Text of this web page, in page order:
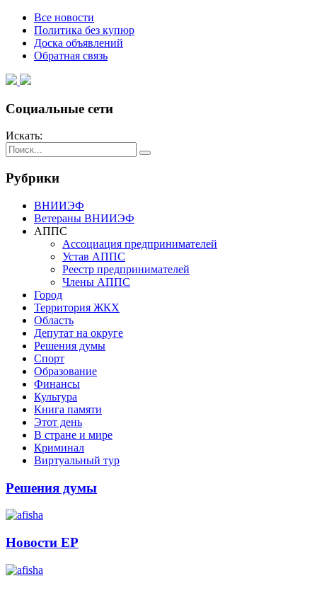
Все новости
Политика без купюр
Доска объявлений
Обратная связь
Социальные сети
Искать:
Рубрики
ВНИИЭФ
Ветераны ВНИИЭФ
АППС
Ассоциация предпринимателей
Устав АППС
Реестр предпринимателей
Члены АППС
Город
Территория ЖКХ
Область
Депутат на округе
Решения думы
Спорт
Образование
Финансы
Культура
Книга памяти
Этот день
В стране и мире
Криминал
Виртуальный тур
Решения думы
Новости ЕР